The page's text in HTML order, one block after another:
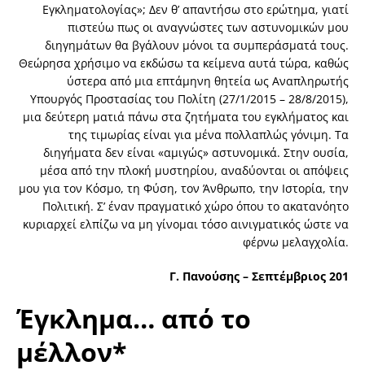
Εγκληματολογίας»; Δεν θ’ απαντήσω στο ερώτημα, γιατί
πιστεύω πως οι αναγνώστες των αστυνομικών μου
διηγημάτων θα βγάλουν μόνοι τα συμπεράσματά τους.
Θεώρησα χρήσιμο να εκδώσω τα κείμενα αυτά τώρα, καθώς
ύστερα από μια επτάμηνη θητεία ως Αναπληρωτής
Υπουργός Προστασίας του Πολίτη (27/1/2015 – 28/8/2015),
μια δεύτερη ματιά πάνω στα ζητήματα του εγκλήματος και
της τιμωρίας είναι για μένα πολλαπλώς γόνιμη. Τα
διηγήματα δεν είναι «αμιγώς» αστυνομικά. Στην ουσία,
μέσα από την πλοκή μυστηρίου, αναδύονται οι απόψεις
μου για τον Κόσμο, τη Φύση, τον Άνθρωπο, την Ιστορία, την
Πολιτική. Σ’ έναν πραγματικό χώρο όπου το ακατανόητο
κυριαρχεί ελπίζω να μη γίνομαι τόσο αινιγματικός ώστε να
φέρνω μελαγχολία.
Γ. Πανούσης – Σεπτέμβριος 201
Έγκλημα… από το
μέλλον*